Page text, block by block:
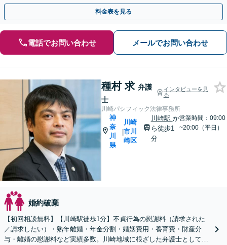
【川崎駅8分】【休日・夜間相談OK】
料金表を見る
電話でお問い合わせ メールでお問い合わせ
種村 求 弁護
士
インタビューを見
る
川崎パシフィック法律事務所
神
奈
川
県
|
川崎
市川
崎区
川崎駅 か
ら徒歩1
分
営業時間：09:00
~20:00（平日）
婚約破棄
【初回相談無料】【川崎駅徒歩1分】不貞行為の慰謝料（請求された
／請求したい）・熟年離婚・年金分割・婚姻費用・養育費・財産分
与・離婚の慰謝料など実績多数。川崎地域に根ざした弁護士として、